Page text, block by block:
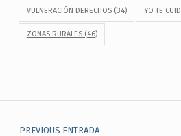
VULNERACIÓN DERECHOS(34) YO TE
ZONAS RURALES(46)
Navegación de entradas
PREVIOUS ENTRADA